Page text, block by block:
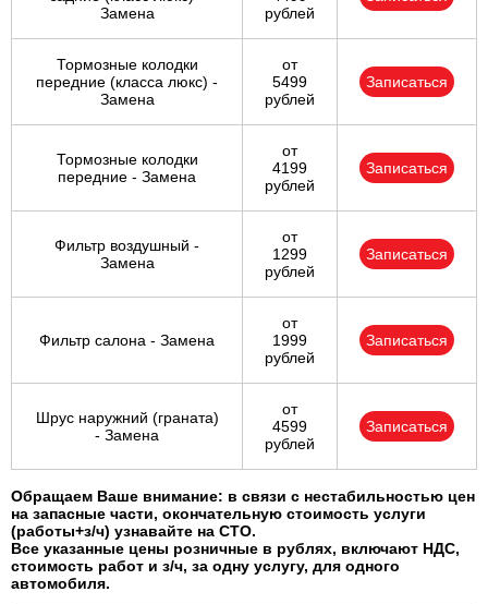
Замена
рублей
Тормозные колодки
передние (класса люкс) -
Замена
от
5499
рублей
Записаться
Тормозные колодки
передние - Замена
от
4199
рублей
Записаться
Фильтр воздушный -
Замена
от
1299
рублей
Записаться
Фильтр салона - Замена
от
1999
рублей
Записаться
Шрус наружний (граната)
- Замена
от
4599
рублей
Записаться
Обращаем Ваше внимание: в связи с нестабильностью цен
на запасные части, окончательную стоимость услуги
(работы+з/ч) узнавайте на СТО.
Все указанные цены розничные в рублях, включают НДС,
стоимость работ и з/ч, за одну услугу, для одного
автомобиля.